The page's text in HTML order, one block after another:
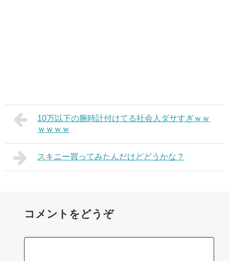
10万以下の腕時計付けてる社会人ダサすぎｗｗ
ｗｗｗｗ
スキニー買ってみたんだけどどうかな？
コメントをどうぞ